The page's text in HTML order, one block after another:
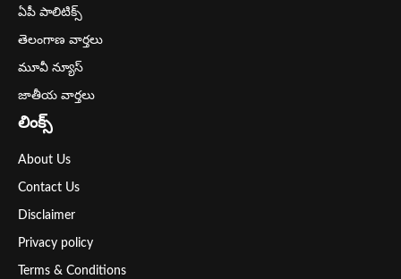
ఏపీ పాలిటిక్స్
తెలంగాణ వార్తలు
మూవీ న్యూస్
జాతీయ వార్తలు
లింక్స్
About Us
Contact Us
Disclaimer
Privacy policy
Terms & Conditions